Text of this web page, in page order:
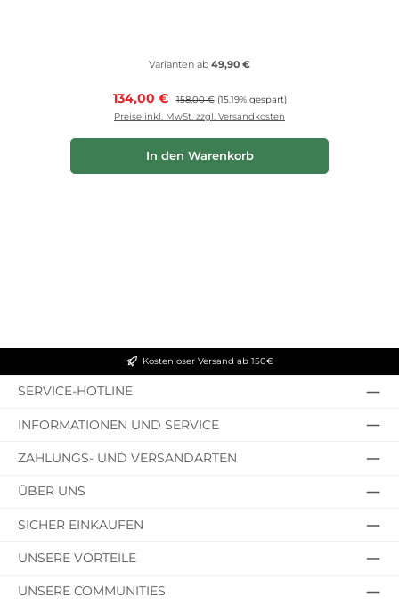
Varianten ab 49,90 €
Verkaufspreis:
134,00 € Regulärer Preis:
158,00 € (15.19% gespart)
Preise inkl. MwSt. zzgl. Versandkosten
In den Warenkorb
Kostenloser Versand ab 150€
SERVICE-HOTLINE
INFORMATIONEN UND SERVICE
ZAHLUNGS- UND VERSANDARTEN
ÜBER UNS
SICHER EINKAUFEN
UNSERE VORTEILE
UNSERE COMMUNITIES